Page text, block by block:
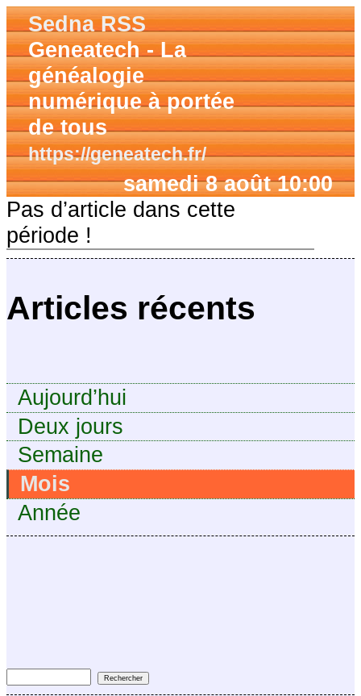
Sedna RSS
Geneatech - La
généalogie
numérique à portée
de tous
https://geneatech.fr/
samedi 8 août 10:00
Articles récents
Aujourd’hui
Deux jours
Semaine
Mois
Année
Pas d’article dans cette
période !